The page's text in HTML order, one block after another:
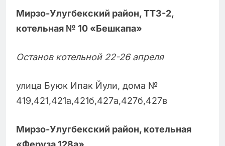
Мирзо-Улугбекский район, ТТЗ-2,
котельная № 10 «Бешкапа»
Останов котельной 22-26 апреля
улица Буюк Ипак Йули, дома №
419,421,421а,421б,427а,427б,427в
Мирзо-Улугбекский район, котельная